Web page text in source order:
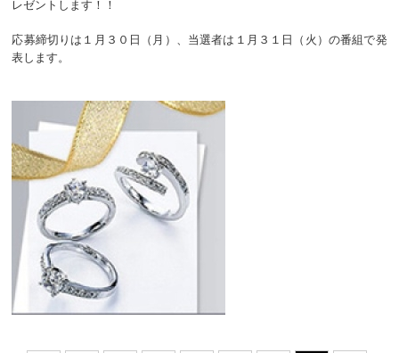
レゼントします！！
応募締切りは１月３０日（月）、当選者は１月３１日（火）の番組で発
表します。